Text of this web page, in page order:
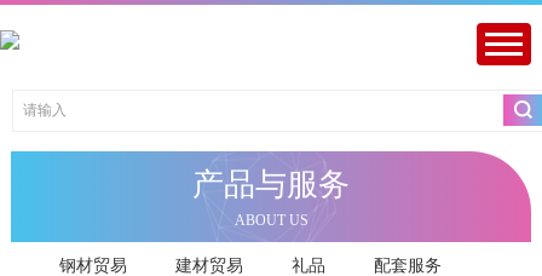
产品与服务
ABOUT US
钢材贸易 建材贸易 礼品 配套服务